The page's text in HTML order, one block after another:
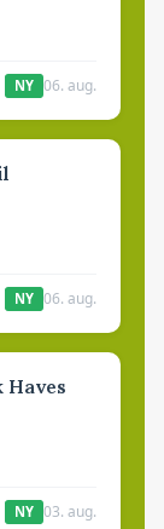
NY 06. aug.
NY 06. aug.
NY 03. aug.